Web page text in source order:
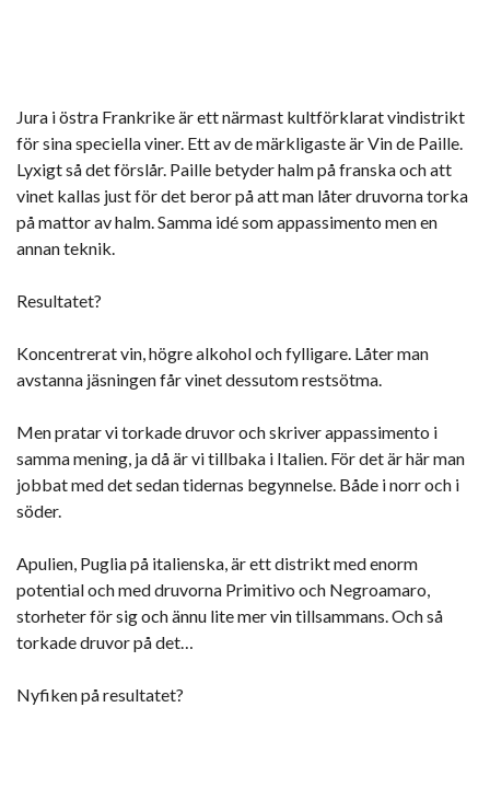
Jura i östra Frankrike är ett närmast kultförklarat vindistrikt
för sina speciella viner. Ett av de märkligaste är Vin de Paille.
Lyxigt så det förslår. Paille betyder halm på franska och att
vinet kallas just för det beror på att man låter druvorna torka
på mattor av halm. Samma idé som appassimento men en
annan teknik.
Resultatet?
Koncentrerat vin, högre alkohol och fylligare. Låter man
avstanna jäsningen får vinet dessutom restsötma.
Men pratar vi torkade druvor och skriver appassimento i
samma mening, ja då är vi tillbaka i Italien. För det är här man
jobbat med det sedan tidernas begynnelse. Både i norr och i
söder.
Apulien, Puglia på italienska, är ett distrikt med enorm
potential och med druvorna Primitivo och Negroamaro,
storheter för sig och ännu lite mer vin tillsammans. Och så
torkade druvor på det…
Nyfiken på resultatet?